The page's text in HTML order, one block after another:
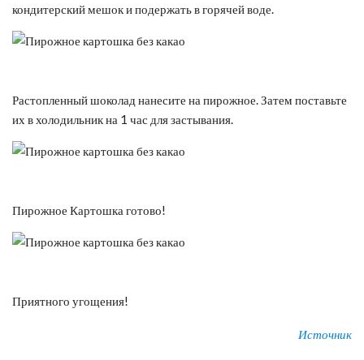
кондитерский мешок и подержать в горячей воде.
Растопленный шоколад нанесите на пирожное. Затем поставьте
их в холодильник на 1 час для застывания.
Пирожное Картошка готово!
Приятного угощения!
Источник